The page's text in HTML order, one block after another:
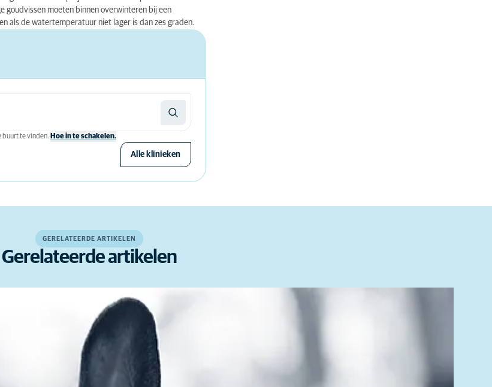
goudvissen moeten binnen overwinteren bij een
als de watertemperatuur niet lager is dan zes graden.
buurt te vinden. Hoe in te schakelen.
Alle klinieken
GERELATEERDE ARTIKELEN
Gerelateerde artikelen